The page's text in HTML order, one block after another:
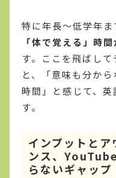
特に年長〜低学年ま
「体で覚える」時
す。ここを飛ばし
と、「意味も分か
時間」と感じて、
す。
インプットと
ンス、
らないギャップ